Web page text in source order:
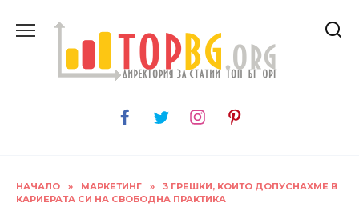
НАЧАЛО » МАРКЕТИНГ »
3 ГРЕШКИ, КОИТО ДОПУСНАХМЕ В
КАРИЕРАТА СИ НА СВОБОДНА ПРАКТИКА